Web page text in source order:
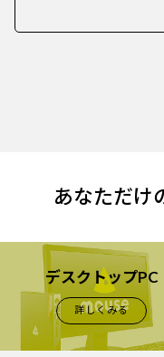
あなただけ
デスクトップPC
詳しくみる